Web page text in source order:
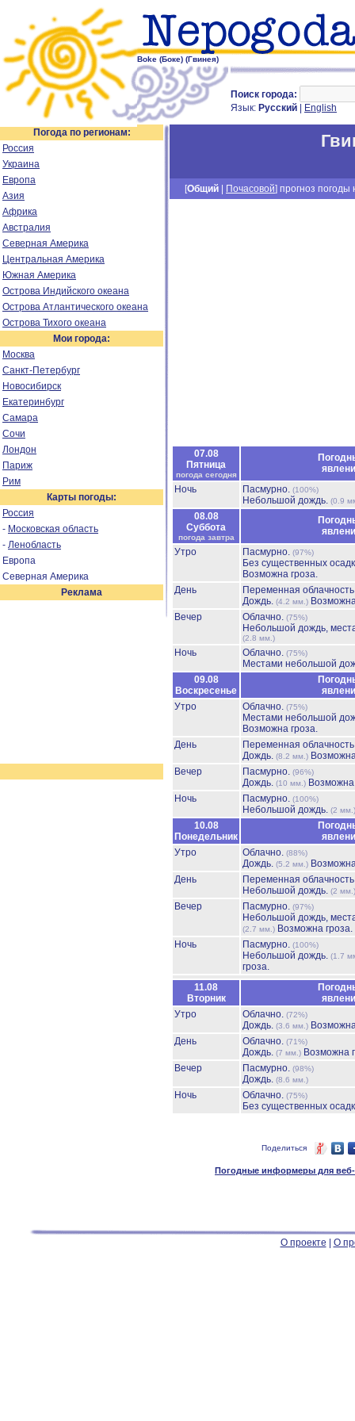
Boke (Боке) (Гвинея)
Поиск города:
Язык: Русский English
Погода по регионам:
Россия
Украина
Европа
Азия
Африка
Австралия
Северная Америка
Центральная Америка
Южная Америка
Острова Индийского океана
Острова Атлантического океана
Острова Тихого океана
Мои города:
Москва
Санкт-Петербург
Новосибирск
Екатеринбург
Самара
Сочи
Лондон
Париж
Рим
Карты погоды:
Россия
- Московская область
- Ленобласть
Европа
Северная Америка
Реклама
[Общий Почасовой] прогноз погоды
07.08
Пятница
погода сегодня
Ночь
Пасмурно. (100%)
Небольшой дождь. (0.9
08.08
Суббота
погода завтра
Утро
Пасмурно. (97%)
Без существенных
Возможна гроза.
День
Переменная
Дождь. (4.2 мм.)
Вечер
Облачно. (75%)
Небольшой дождь,
(2.8 мм.)
Ночь Облачно. (75%)
Местами небольшой
09.08
Воскресенье
Утро
Облачно. (75%)
Местами небольшой
Возможна гроза.
День
Переменная
Дождь. (8.2 мм.)
Вечер
Пасмурно. (96%)
Дождь. (10 мм.) Возможна
Ночь
Пасмурно. (100%)
Небольшой дождь. (2 мм.)
10.08
Понедельник
Утро
Облачно. (88%)
Дождь. (5.2 мм.)
День
Переменная
Небольшой дождь. (2 мм.)
Вечер Пасмурно. (97%)
Небольшой дождь,
(2.7 мм.) Возможна гроза.
Ночь
Пасмурно. (100%)
Небольшой дождь. (1.7
гроза.
11.08
Вторник
Утро
Облачно. (72%)
Дождь. (3.6 мм.)
День
Облачно. (71%)
Дождь. (7 мм.) Возможна
Вечер
Пасмурно. (98%)
Дождь. (8.6 мм.)
Ночь Облачно. (75%)
Без существенных
Поделиться
Погодные информеры для веб-
О проекте О